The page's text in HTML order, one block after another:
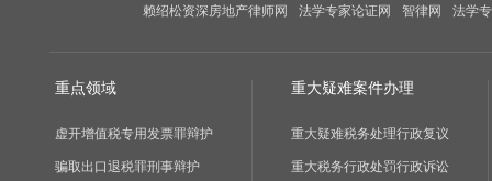
赖绍松资深房地产律师网 法学专家论证网 智律网 法学
重点领域
虚开增值税专用发票罪辩护
骗取出口退税罪刑事辩护
重大疑难案件办理
重大疑难税务处理行政复议
重大税务行政处罚行政诉讼